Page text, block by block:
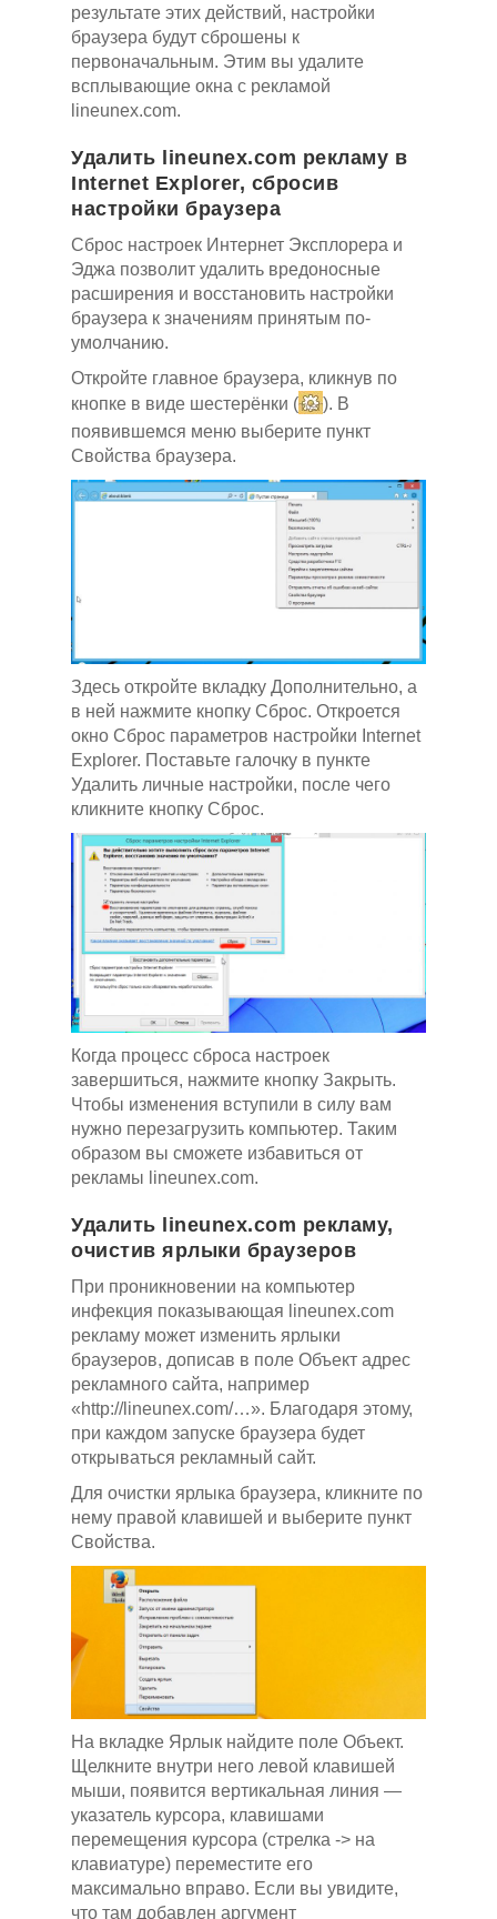
результате этих действий, настройки
браузера будут сброшены к
первоначальным. Этим вы удалите
всплывающие окна с рекламой
lineunex.com.
Удалить lineunex.com рекламу в
Internet Explorer, сбросив
настройки браузера
Сброс настроек Интернет Эксплорера и
Эджа позволит удалить вредоносные
расширения и восстановить настройки
браузера к значениям принятым по-
умолчанию.
Откройте главное браузера, кликнув по
кнопке в виде шестерёнки (
). В
появившемся меню выберите пункт
Свойства браузера.
Здесь откройте вкладку Дополнительно, а
в ней нажмите кнопку Сброс. Откроется
окно Сброс параметров настройки Internet
Explorer. Поставьте галочку в пункте
Удалить личные настройки, после чего
кликните кнопку Сброс.
Когда процесс сброса настроек
завершиться, нажмите кнопку Закрыть.
Чтобы изменения вступили в силу вам
нужно перезагрузить компьютер. Таким
образом вы сможете избавиться от
рекламы lineunex.com.
Удалить lineunex.com рекламу,
очистив ярлыки браузеров
При проникновении на компьютер
инфекция показывающая lineunex.com
рекламу может изменить ярлыки
браузеров, дописав в поле Объект адрес
рекламного сайта, например
«http://lineunex.com/…». Благодаря этому,
при каждом запуске браузера будет
открываться рекламный сайт.
Для очистки ярлыка браузера, кликните по
нему правой клавишей и выберите пункт
Свойства.
На вкладке Ярлык найдите поле Объект.
Щелкните внутри него левой клавишей
мыши, появится вертикальная линия —
указатель курсора, клавишами
перемещения курсора (стрелка -> на
клавиатуре) переместите его
максимально вправо. Если вы увидите,
что там добавлен аргумент